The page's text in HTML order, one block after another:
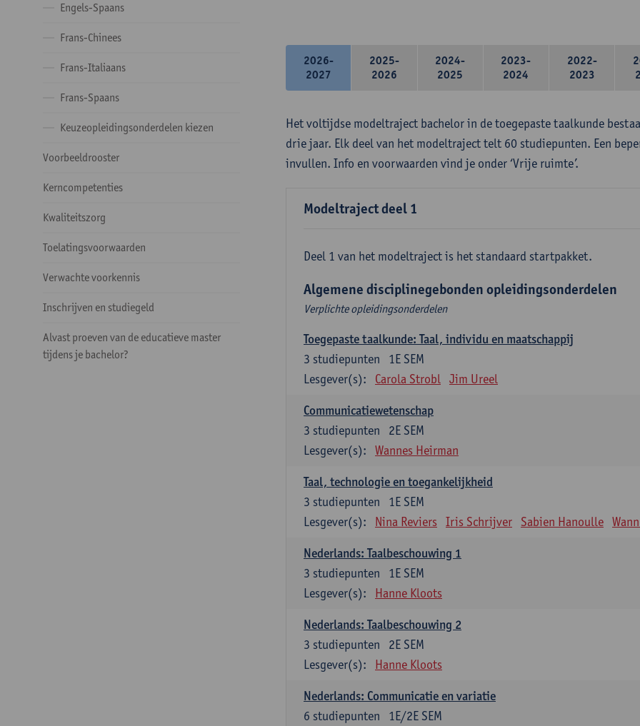
Engels-Spaans
Frans-Chinees
Frans-Italiaans
Frans-Spaans
Keuzeopleidingsonderdelen kiezen
Voorbeeldrooster
Kerncompetenties
Kwaliteitszorg
Toelatingsvoorwaarden
Verwachte voorkennis
Inschrijven en studiegeld
Alvast proeven van de educatieve master
tijdens je bachelor?
2026-
2027
2025-
2026
2024-
2025
2023-
2024
2022-
2023
Het voltijdse modeltraject bachelor in de toegepaste taalkunde
drie jaar. Elk deel van het modeltraject telt 60 studiepunten. Een
invullen. Info en voorwaarden vind je onder ‘Vrije ruimte’.
Modeltraject deel 1
Deel 1 van het modeltraject is het standaard startpakket.
Algemene disciplinegebonden opleidingsonderdelen
Verplichte opleidingsonderdelen
Toegepaste taalkunde: Taal, individu en maatschappij
1E SEM
3 studiepunten
Lesgever(s):
Carola Strobl Jim Ureel
Communicatiewetenschap
2E SEM
3 studiepunten
Lesgever(s):
Wannes Heirman
Taal, technologie en toegankelijkheid
1E SEM
3 studiepunten
Lesgever(s):
Nina Reviers Iris Schrijver Sabien Hanoulle
Nederlands: Taalbeschouwing 1
1E SEM
3 studiepunten
Lesgever(s):
Hanne Kloots
Nederlands: Taalbeschouwing 2
2E SEM
3 studiepunten
Lesgever(s):
Hanne Kloots
Nederlands: Communicatie en variatie
1E/2E SEM
6 studiepunten